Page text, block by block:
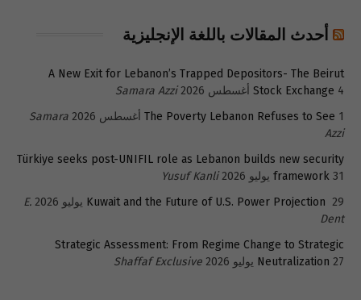
أحدث المقالات باللغة الإنجليزية
A New Exit for Lebanon’s Trapped Depositors- The Beirut
Stock Exchange 4 أغسطس 2026
Samara Azzi
The Poverty Lebanon Refuses to See 1 أغسطس 2026
Samara
Azzi
Türkiye seeks post-UNIFIL role as Lebanon builds new security
framework 31 يوليو 2026
Yusuf Kanli
Kuwait and the Future of U.S. Power Projection 29 يوليو 2026
E.
Dent
Strategic Assessment: From Regime Change to Strategic
Neutralization 27 يوليو 2026 Shaffaf Exclusive